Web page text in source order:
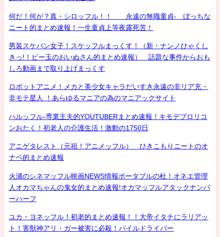
何だ！何が？真・シロッフル！！ 永遠の無職童貞- ぼっちな
ニート的まとめ速報！一生童貞上等夜露死苦！
男装スケバン女子！スケッフルまっくす！（新・ナンノひゃくし
きっ!！ビー玉のおいぬさん的まとめ速報） 話題な事件からおも
しろ動画まで取り上げまっくす
ロボットアニメ！メカと美少女キャラだいすき永遠の非リア充・
非モテ星人 ！あらゆるマニアの為のマニアックサイト
ハルッフル-専業主夫的YOUTUBERまとめ速報！キモデブロリコ
ンおたく！初老人の介護生活！激動の1750日
アニゲタレスト（元祖！アニメッフル） ひきこもりニートのオ
ナベ的まとめ速報
火浦のシネマッフル映画NEWS情報ポータブルの杜！オネエ管理
人オカマちゃんの鬼女的まとめ速報!オカマッフルアタックナンバ
ーハーフ
ユカ・ヨネッフル！初老的まとめ速報！！大帝イタチにラリアッ
ト！害獣神アリ・ガー被害に必殺！パイルドライバー